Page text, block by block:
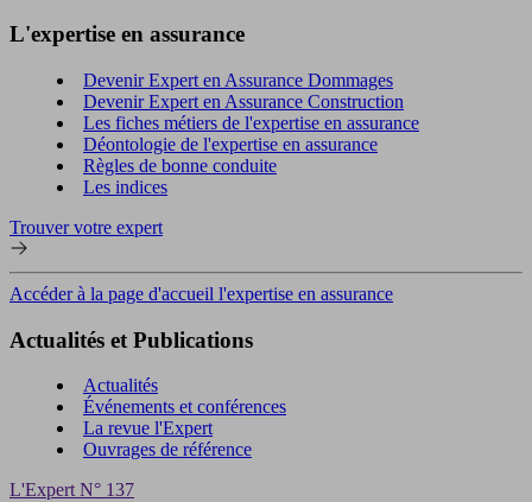
L'expertise en assurance
Devenir Expert en Assurance Dommages
Devenir Expert en Assurance Construction
Les fiches métiers de l'expertise en assurance
Déontologie de l'expertise en assurance
Règles de bonne conduite
Les indices
Trouver votre expert
Accéder à la page d'accueil l'expertise en assurance
Actualités et Publications
Actualités
Événements et conférences
La revue l'Expert
Ouvrages de référence
L'Expert N° 137